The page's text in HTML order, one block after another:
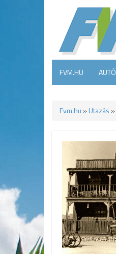
FVM.HU AUTÓ
Fvm.hu » Utazás »